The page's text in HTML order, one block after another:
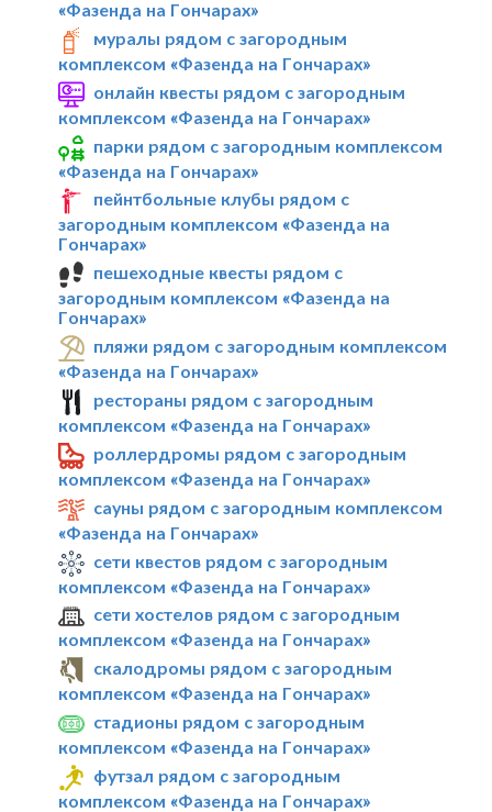
«Фазенда на Гончарах»
муралы рядом с загородным
комплексом «Фазенда на Гончарах»
онлайн квесты рядом с загородным
комплексом «Фазенда на Гончарах»
парки рядом с загородным комплексом
«Фазенда на Гончарах»
пейнтбольные клубы рядом с
загородным комплексом «Фазенда на
Гончарах»
пешеходные квесты рядом с
загородным комплексом «Фазенда на
Гончарах»
пляжи рядом с загородным комплексом
«Фазенда на Гончарах»
рестораны рядом с загородным
комплексом «Фазенда на Гончарах»
роллердромы рядом с загородным
комплексом «Фазенда на Гончарах»
сауны рядом с загородным комплексом
«Фазенда на Гончарах»
сети квестов рядом с загородным
комплексом «Фазенда на Гончарах»
сети хостелов рядом с загородным
комплексом «Фазенда на Гончарах»
скалодромы рядом с загородным
комплексом «Фазенда на Гончарах»
стадионы рядом с загородным
комплексом «Фазенда на Гончарах»
футзал рядом с загородным
комплексом «Фазенда на Гончарах»